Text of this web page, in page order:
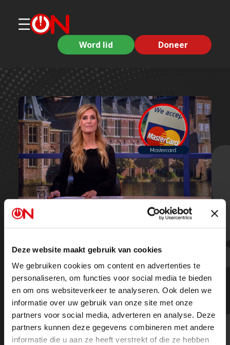
Deze website maakt gebruik van cookies
We gebruiken cookies om content en advertenties te
personaliseren, om functies voor social media te bieden
en om ons websiteverkeer te analyseren. Ook delen we
informatie over uw gebruik van onze site met onze
partners voor social media, adverteren en analyse. Deze
partners kunnen deze gegevens combineren met andere
informatie die u aan ze heeft verstrekt of die ze hebben
Word lid Doneer
Korte clips
Massasurveillance komt dichterbij
en is doodeng - Ongehoord Nieuws